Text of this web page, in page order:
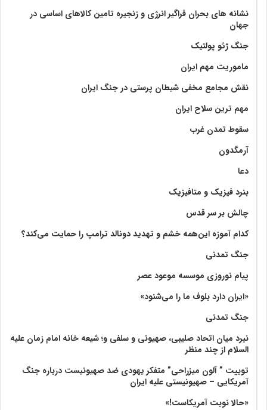
نشانه های بحران فراگیر انرژی و زنجیره تامین کالاهای اساسی در
جهان
جنگ ژئو پولتیک
ماموریت مهم ایران
نقش مجامع مخفی شیطان پرستی در جنگ ایران
مهم ترین سلاح ایران
سقوط تمدن غرب
آرمگدون
دعا
بنرد فیزیک و متافیزیک
چالش بر سر قدس
کدام آموزه این‌همه خشم و تهدید دونالد ترامپ را حمایت می‌کند؟
جنگ تمدنی
پیام نوروزی موسسه موعود عصر
«ایران دارد بلوف ما را می‌شنود»
جنگ تمدنی
نبرد میان اتحاد صلیبی، صهیونی و سلفی و؛ شیعه خانه امام زمان علیه
السلام از چند منظر
توییت ” آلون میزراحی” متفکر یهودی ضد صهیونیست درباره جنگ
آمریکایی – صهیونیستی علیه ایران
«حالا نوبت آمریکاست!»